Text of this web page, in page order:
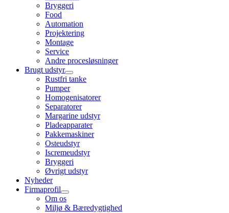
Bryggeri
Food
Automation
Projektering
Montage
Service
Andre procesløsninger
Brugt udstyr
Rustfri tanke
Pumper
Homogenisatorer
Separatorer
Margarine udstyr
Pladeapparater
Pakkemaskiner
Osteudstyr
Iscremeudstyr
Bryggeri
Øvrigt udstyr
Nyheder
Firmaprofil
Om os
Miljø & Bæredygtighed